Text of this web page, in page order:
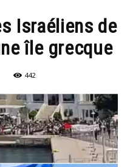
Israéliens de
île grecque
442